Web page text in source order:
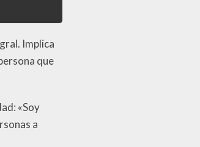
Implica
que
«Soy
a